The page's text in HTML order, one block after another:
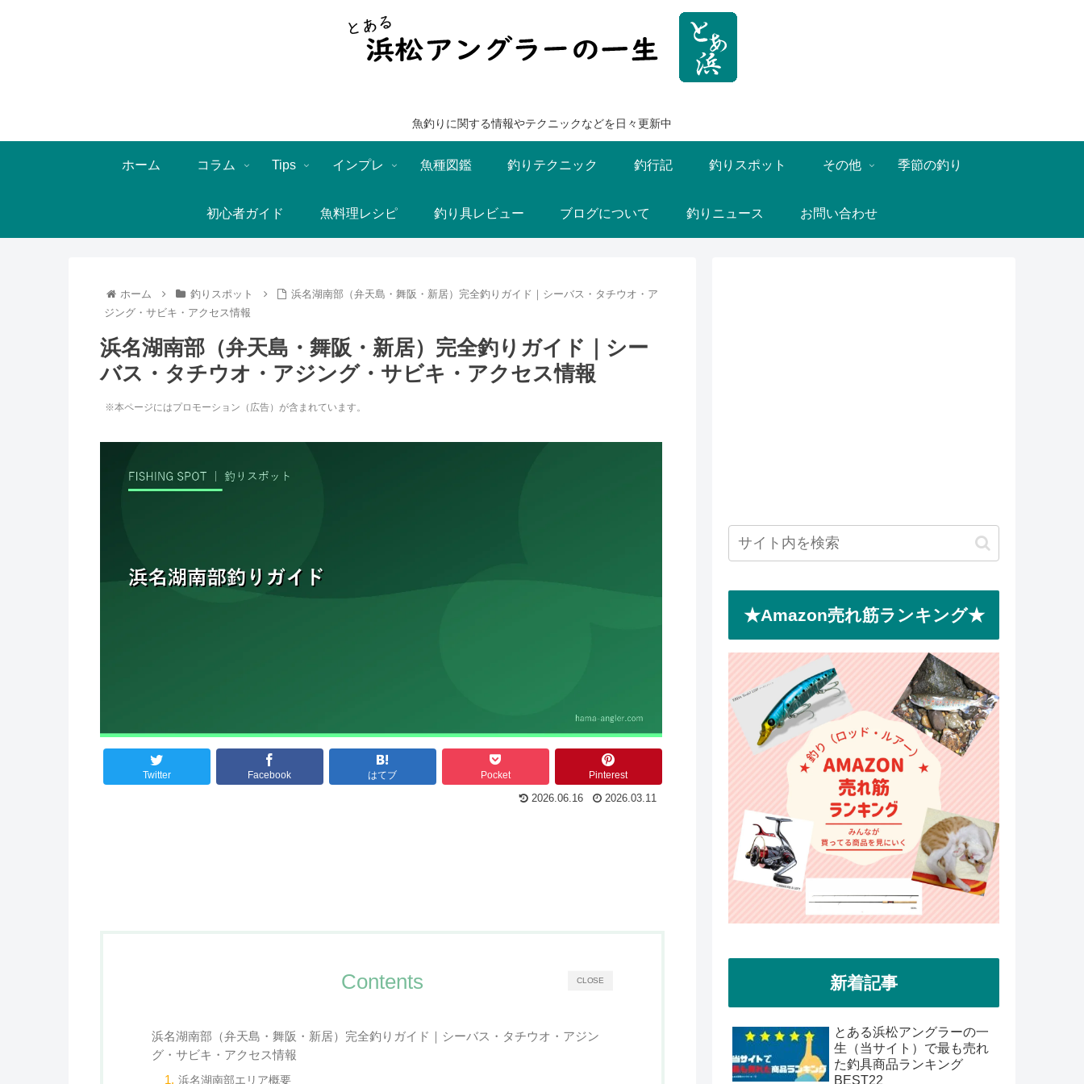
魚釣りに関する情報やテクニックなどを日々更新中
ホーム コラム Tips インプレ 魚種図鑑 釣りテクニック 釣行記 釣りスポット その他 季節の釣り
初心者ガイド 魚料理レシピ 釣り具レビュー ブログについて 釣りニュース お問い合わせ
ホーム 釣りスポット
浜名湖南部（弁天島・舞阪・新居）完全釣りガイド｜シーバス・タチウオ・ア
ジング・サビキ・アクセス情報
浜名湖南部（弁天島・舞阪・新居）完全釣りガイド｜シー
バス・タチウオ・アジング・サビキ・アクセス情報
※本ページにはプロモーション（広告）が含まれています。
Twitter Facebook はてブ Pocket Pinterest
2026.06.16 2026.03.11
CLOSE
Contents
浜名湖南部（弁天島・舞阪・新居）完全釣りガイド｜シーバス・タチウオ・アジン
グ・サビキ・アクセス情報
浜名湖南部エリア概要
★Amazon売れ筋ランキング★
新着記事
とある浜松アングラーの一
生（当サイト）で最も売れ
た釣具商品ランキング
BEST22